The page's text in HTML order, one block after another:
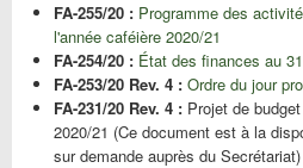
FA-255/20 : Programme des
l'année caféière 2020/21
FA-254/20 : État des finances au
FA-253/20 Rev. 4 : Ordre du jour
FA-231/20 Rev. 4 : Projet de
2020/21 (Ce document est à la
sur demande auprès du Secrétariat)